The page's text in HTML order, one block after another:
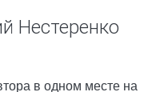
Нестеренко
в одном месте на